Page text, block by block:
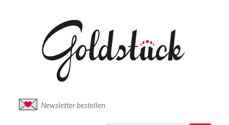
Newsletter bestellen